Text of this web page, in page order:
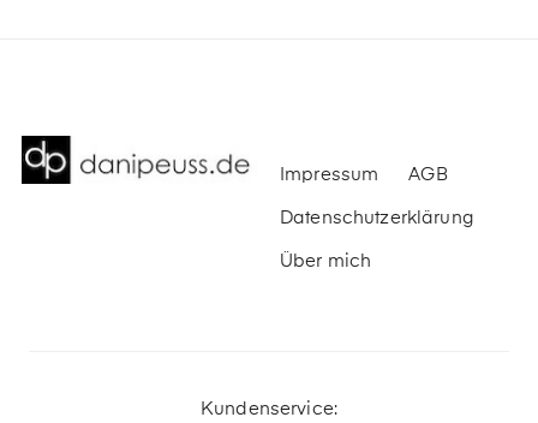
Impressum AGB
Datenschutzerklärung
Über mich
Kundenservice: